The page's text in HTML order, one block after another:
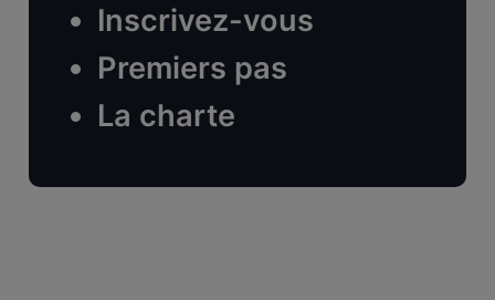
Inscrivez-vous
Premiers pas
La charte